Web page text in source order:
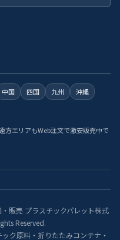
中国 四国 九州
沖縄
方エリアもWeb注文で激安販売中で
販売 プラスチックパレット株式
Reserved.
ク原料・折りたたみコンテナ・